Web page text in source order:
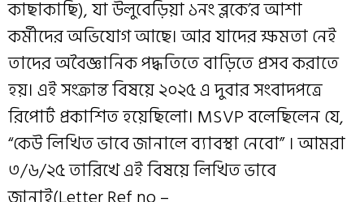
কাছাকাছি), যা উলুবেড়িয়া ১নং ব্লকে’র আশা
কর্মীদের অভিযোগ আছে। আর যাদের ক্ষমতা নেই
তাদের অবৈজ্ঞানিক পদ্ধতিতে বাড়িতে প্রসব করাতে
হয়। এই সংক্রান্ত বিষয়ে ২০২৫ এ দুবার সংবাদপত্রে
রিপোর্ট প্রকাশিত হয়েছিলো। MSVP বলেছিলেন যে,
“কেউ লিখিত ভাবে জানালে ব্যাবস্থা নেবো” । আমরা
৩/৬/২৫ তারিখে এই বিষয়ে লিখিত ভাবে